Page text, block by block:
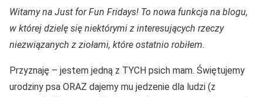
Witamy na Just for Fun Fridays! To nowa funkcja na blogu,
w której dzielę się niektórymi z interesujących rzeczy
niezwiązanych z ziołami, które ostatnio robiłem.
Przyznaję – jestem jedną z TYCH psich mam. Świętujemy
urodziny psa ORAZ dajemy mu jedzenie dla ludzi (z